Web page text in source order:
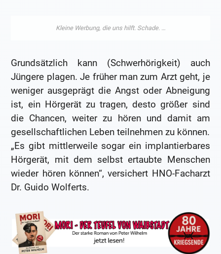
Grundsätzlich kann (Schwerhörigkeit) auch
Jüngere plagen. Je früher man zum Arzt geht, je
weniger ausgeprägt die Angst oder Abneigung
ist, ein Hörgerät zu tragen, desto größer sind
die Chancen, weiter zu hören und damit am
gesellschaftlichen Leben teilnehmen zu können.
„Es gibt mittlerweile sogar ein implantierbares
Hörgerät, mit dem selbst ertaubte Menschen
wieder hören können“, versichert HNO-Facharzt
Dr. Guido Wolferts.